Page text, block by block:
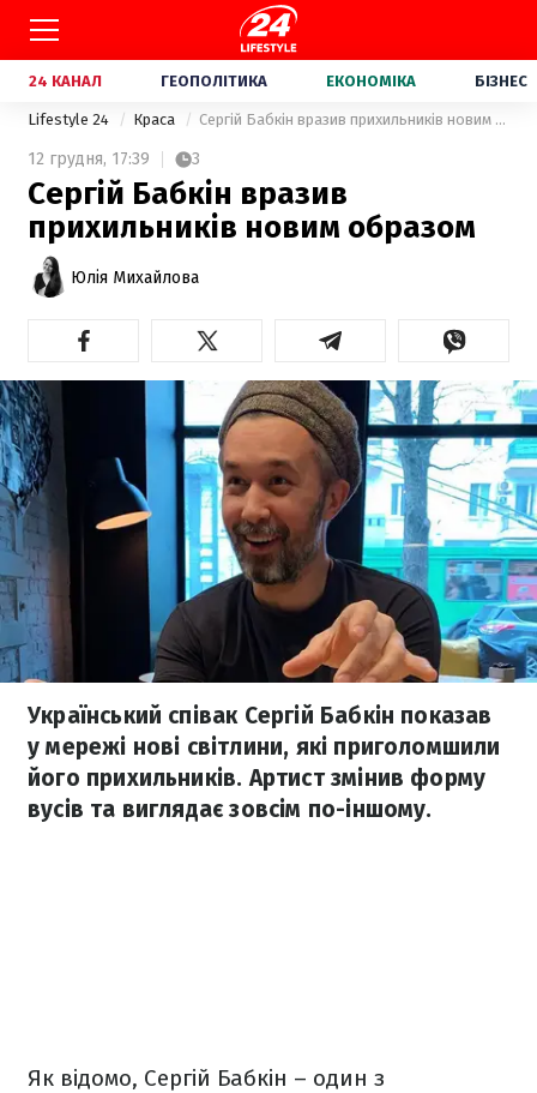
24 КАНАЛ ГЕОПОЛІТИКА ЕКОНОМІКА БІЗНЕС
Lifestyle 24 Краса Сергій Бабкін вразив прихильників новим образом
12 грудня, 17:39 3
Сергій Бабкін вразив
прихильників новим образом
Юлія Михайлова
Український співак Сергій Бабкін показав
у мережі нові світлини, які приголомшили
його прихильників. Артист змінив форму
вусів та виглядає зовсім по-іншому.
Як відомо, Сергій Бабкін – один з